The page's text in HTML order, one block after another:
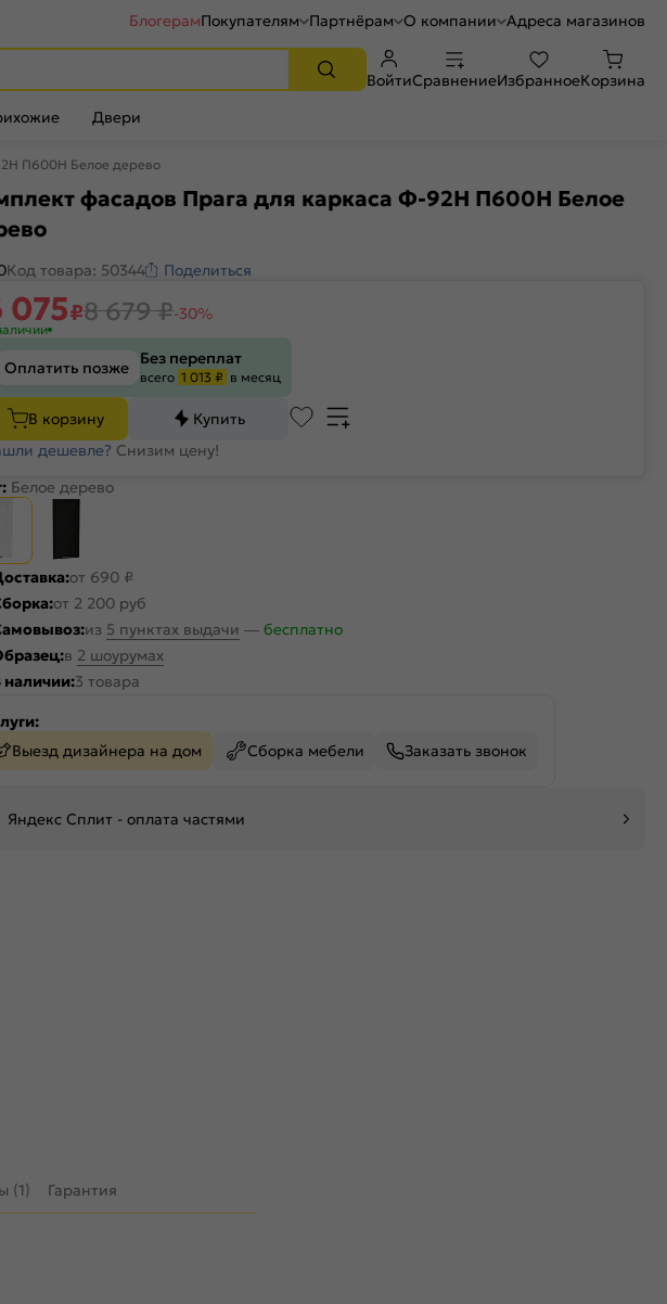
БлогерамПокупателям Партнёрам О компании Адреса магазинов
ВойтиСравнениеИзбранноеКорзина
Двери
П600Н Белое дерево
фасадов Прага для каркаса Ф-92Н П600Н Белое
Код товара: 50344 Поделиться
075₽8 679₽-30%
Оплатить позже Без переплат
всего 1 013 ₽ в месяц
В корзину
Купить
дешевле? Снизим цену!
Белое дерево
от 690 ₽
от 2 200 руб
из 5 пунктах выдачи — бесплатно
в 2 шоурумах
наличии:3 товара
Выезд дизайнера на дом
Сборка мебели Заказать звонок
Яндекс Сплит - оплата частями
(1) Гарантия